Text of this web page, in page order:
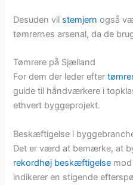
Desuden vil stemjern også
tømrernes arsenal, da de
Tømrere på Sjælland
For dem der leder efter
guide til håndværkere i
ethvert byggeprojekt.
Beskæftigelse i
Det er værd at bemærke, at
rekordhøj beskæftigelse
indikerer en stigende